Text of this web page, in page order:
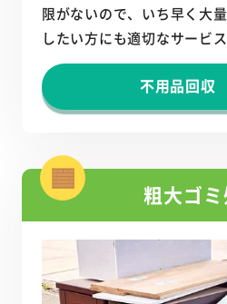
限がないので、いち早く大
したい方にも適切なサービ
不用品回収
粗大ゴ